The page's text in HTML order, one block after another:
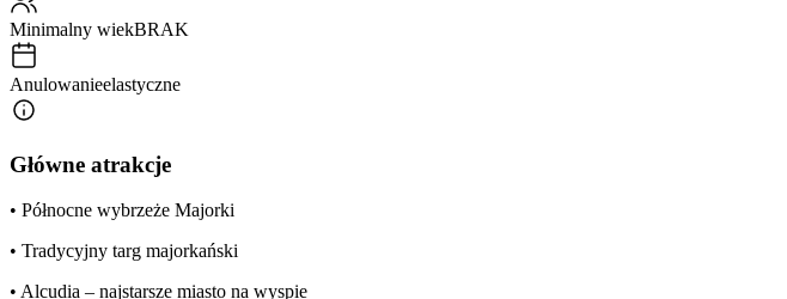
Minimalny wiekBRAK
Anulowanieelastyczne
Główne atrakcje
• Północne wybrzeże Majorki
• Tradycyjny targ majorkański
• Alcudia – najstarsze miasto na wyspie